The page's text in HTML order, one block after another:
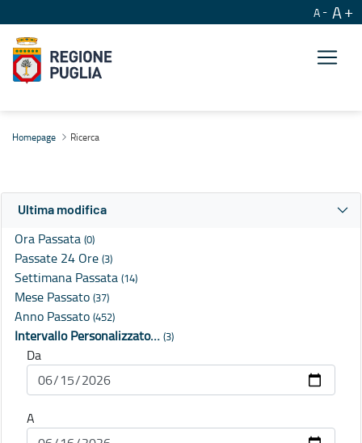
A A
Homepage Ricerca
Ultima modifica
Ora Passata (0)
Passate 24 Ore (3)
Settimana Passata (14)
Mese Passato (37)
Anno Passato (452)
Intervallo Personalizzato… (3)
Da
A